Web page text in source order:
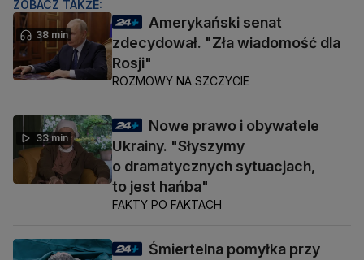
ZOBACZ TAKŻE:
38 min
Amerykański senat
zdecydował. "Zła wiadomość dla
Rosji"
ROZMOWY NA SZCZYCIE
33 min
Nowe prawo i obywatele
Ukrainy. "Słyszymy
o dramatycznych sytuacjach,
to jest hańba"
FAKTY PO FAKTACH
Śmiertelna pomyłka przy